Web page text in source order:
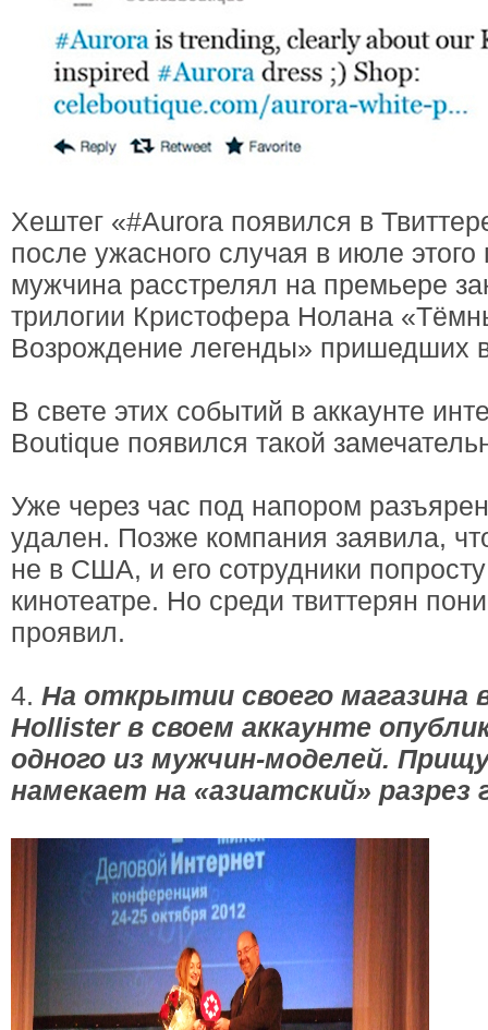
Хештег «#Aurora появился в
после ужасного случая в июле этого
мужчина расстрелял на премьере
трилогии Кристофера Нолана
Возрождение легенды» пришедших в
В свете этих событий в аккаунте
Boutique появился такой
Уже через час под напором
удален. Позже компания заявила,
не в США, и его сотрудники
кинотеатре. Но среди твиттерян
проявил.
4. На открытии своего магазина
Hollister в своем аккаунте
одного из мужчин-моделей.
намекает на «азиатский» разрез